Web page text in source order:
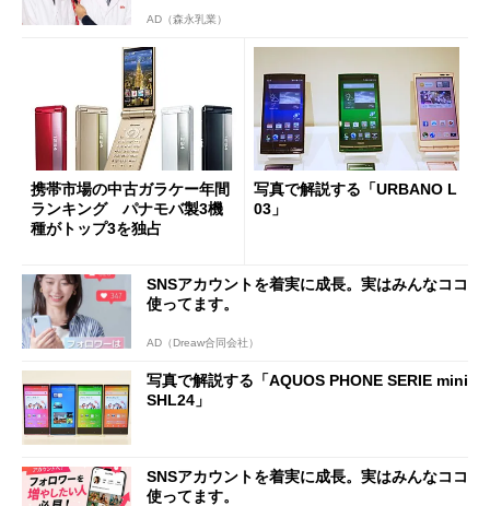
AD（森永乳業）
携帯市場の中古ガラケー年間
ランキング パナモバ製3機
種がトップ3を独占
写真で解説する「URBANO L
03」
SNSアカウントを着実に成長。実はみんなココ
使ってます。
AD（Dreaw合同会社）
写真で解説する「AQUOS PHONE SERIE mini
SHL24」
SNSアカウントを着実に成長。実はみんなココ
使ってます。